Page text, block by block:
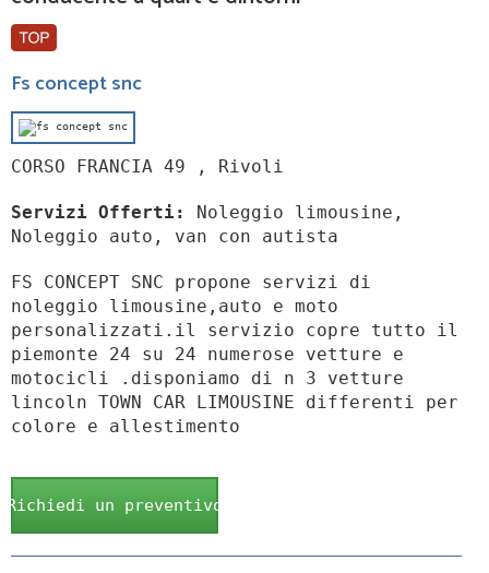
Fs concept snc
CORSO FRANCIA 49 , Rivoli
Servizi Offerti:
Noleggio limousine,
Noleggio auto, van con autista
FS CONCEPT SNC propone servizi di
noleggio limousine,auto e moto
personalizzati.il servizio copre tutto il
piemonte 24 su 24 numerose vetture e
motocicli .disponiamo di n 3 vetture
lincoln TOWN CAR LIMOUSINE differenti per
colore e allestimento
Richiedi un preventivo